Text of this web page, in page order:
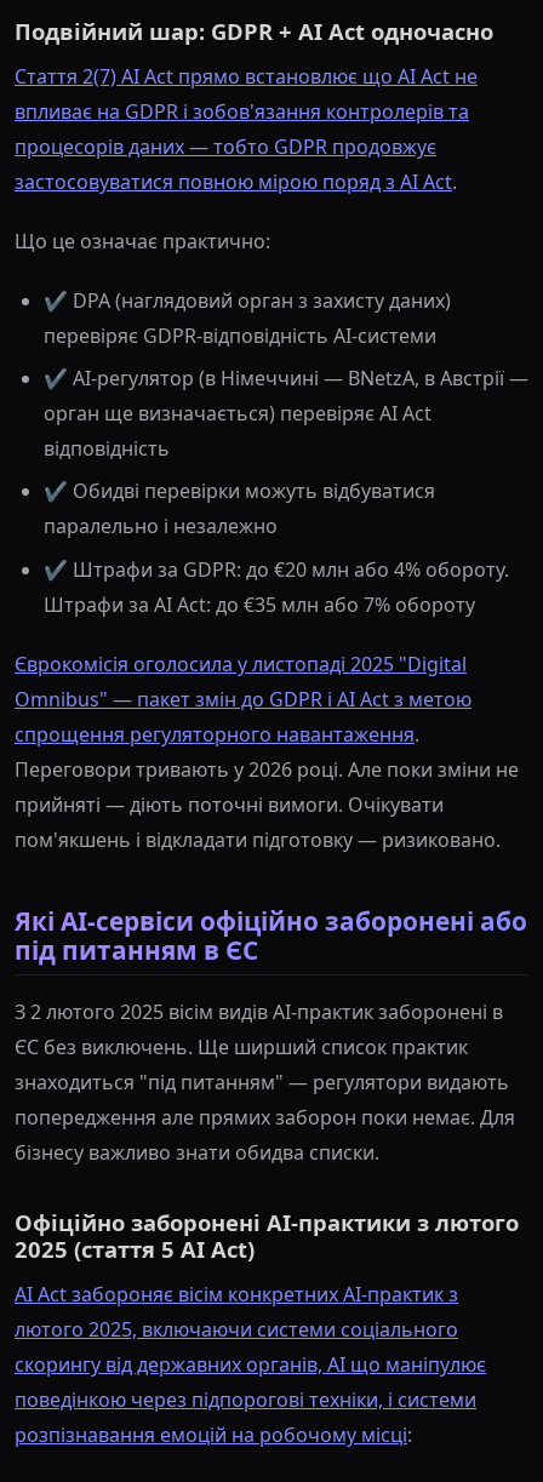
Подвійний шар: GDPR + AI Act одночасно
Стаття 2(7) AI Act прямо встановлює що AI Act не
впливає на GDPR і зобов'язання контролерів та
процесорів даних — тобто GDPR продовжує
застосовуватися повною мірою поряд з AI Act.
Що це означає практично:
✔️ DPA (наглядовий орган з захисту даних)
перевіряє GDPR-відповідність AI-системи
✔️ AI-регулятор (в Німеччині — BNetzA, в Австрії —
орган ще визначається) перевіряє AI Act
відповідність
✔️ Обидві перевірки можуть відбуватися
паралельно і незалежно
✔️ Штрафи за GDPR: до €20 млн або 4% обороту.
Штрафи за AI Act: до €35 млн або 7% обороту
Єврокомісія оголосила у листопаді 2025 "Digital
Omnibus" — пакет змін до GDPR і AI Act з метою
спрощення регуляторного навантаження.
Переговори тривають у 2026 році. Але поки зміни не
прийняті — діють поточні вимоги. Очікувати
пом'якшень і відкладати підготовку — ризиковано.
Які AI-сервіси офіційно заборонені або
під питанням в ЄС
З 2 лютого 2025 вісім видів AI-практик заборонені в
ЄС без виключень. Ще ширший список практик
знаходиться "під питанням" — регулятори видають
попередження але прямих заборон поки немає. Для
бізнесу важливо знати обидва списки.
Офіційно заборонені AI-практики з лютого
2025 (стаття 5 AI Act)
AI Act забороняє вісім конкретних AI-практик з
лютого 2025, включаючи системи соціального
скорингу від державних органів, AI що маніпулює
поведінкою через підпорогові техніки, і системи
розпізнавання емоцій на робочому місці: